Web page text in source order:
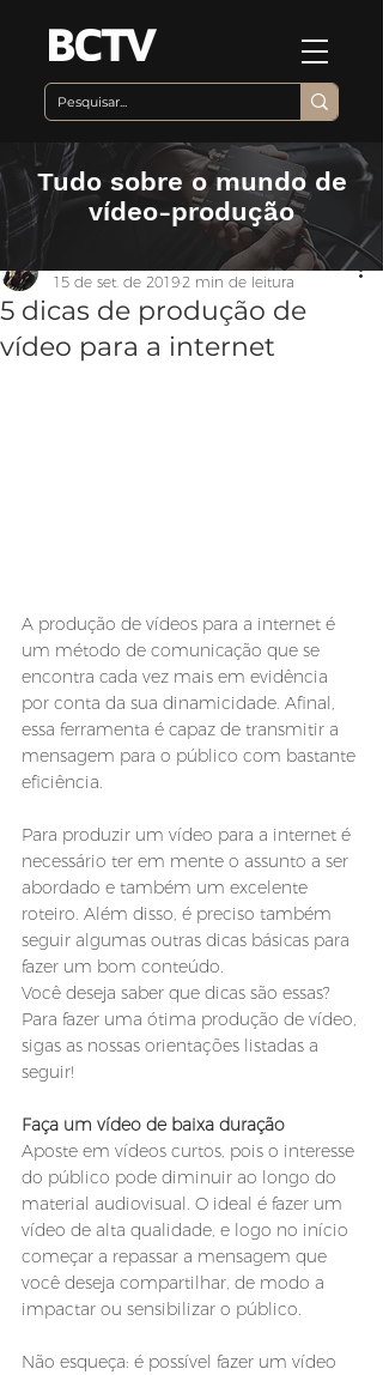
5 dicas de produção de
vídeo para a internet
15 de set. de 20192 min de leitura
A produção de vídeos para a internet é
um método de comunicação que se
encontra cada vez mais em evidência
por conta da sua dinamicidade. Afinal,
essa ferramenta é capaz de transmitir a
mensagem para o público com bastante
eficiência.
Para produzir um vídeo para a internet é
necessário ter em mente o assunto a ser
abordado e também um excelente
roteiro. Além disso, é preciso também
seguir algumas outras dicas básicas para
fazer um bom conteúdo.
Você deseja saber que dicas são essas?
Para fazer uma ótima produção de vídeo,
sigas as nossas orientações listadas a
seguir!
Faça um vídeo de baixa duração
Aposte em vídeos curtos, pois o interesse
do público pode diminuir ao longo do
material audiovisual. O ideal é fazer um
vídeo de alta qualidade, e logo no início
começar a repassar a mensagem que
você deseja compartilhar, de modo a
impactar ou sensibilizar o público.
Não esqueça: é possível fazer um vídeo
Tudo sobre o mundo de
vídeo-produção